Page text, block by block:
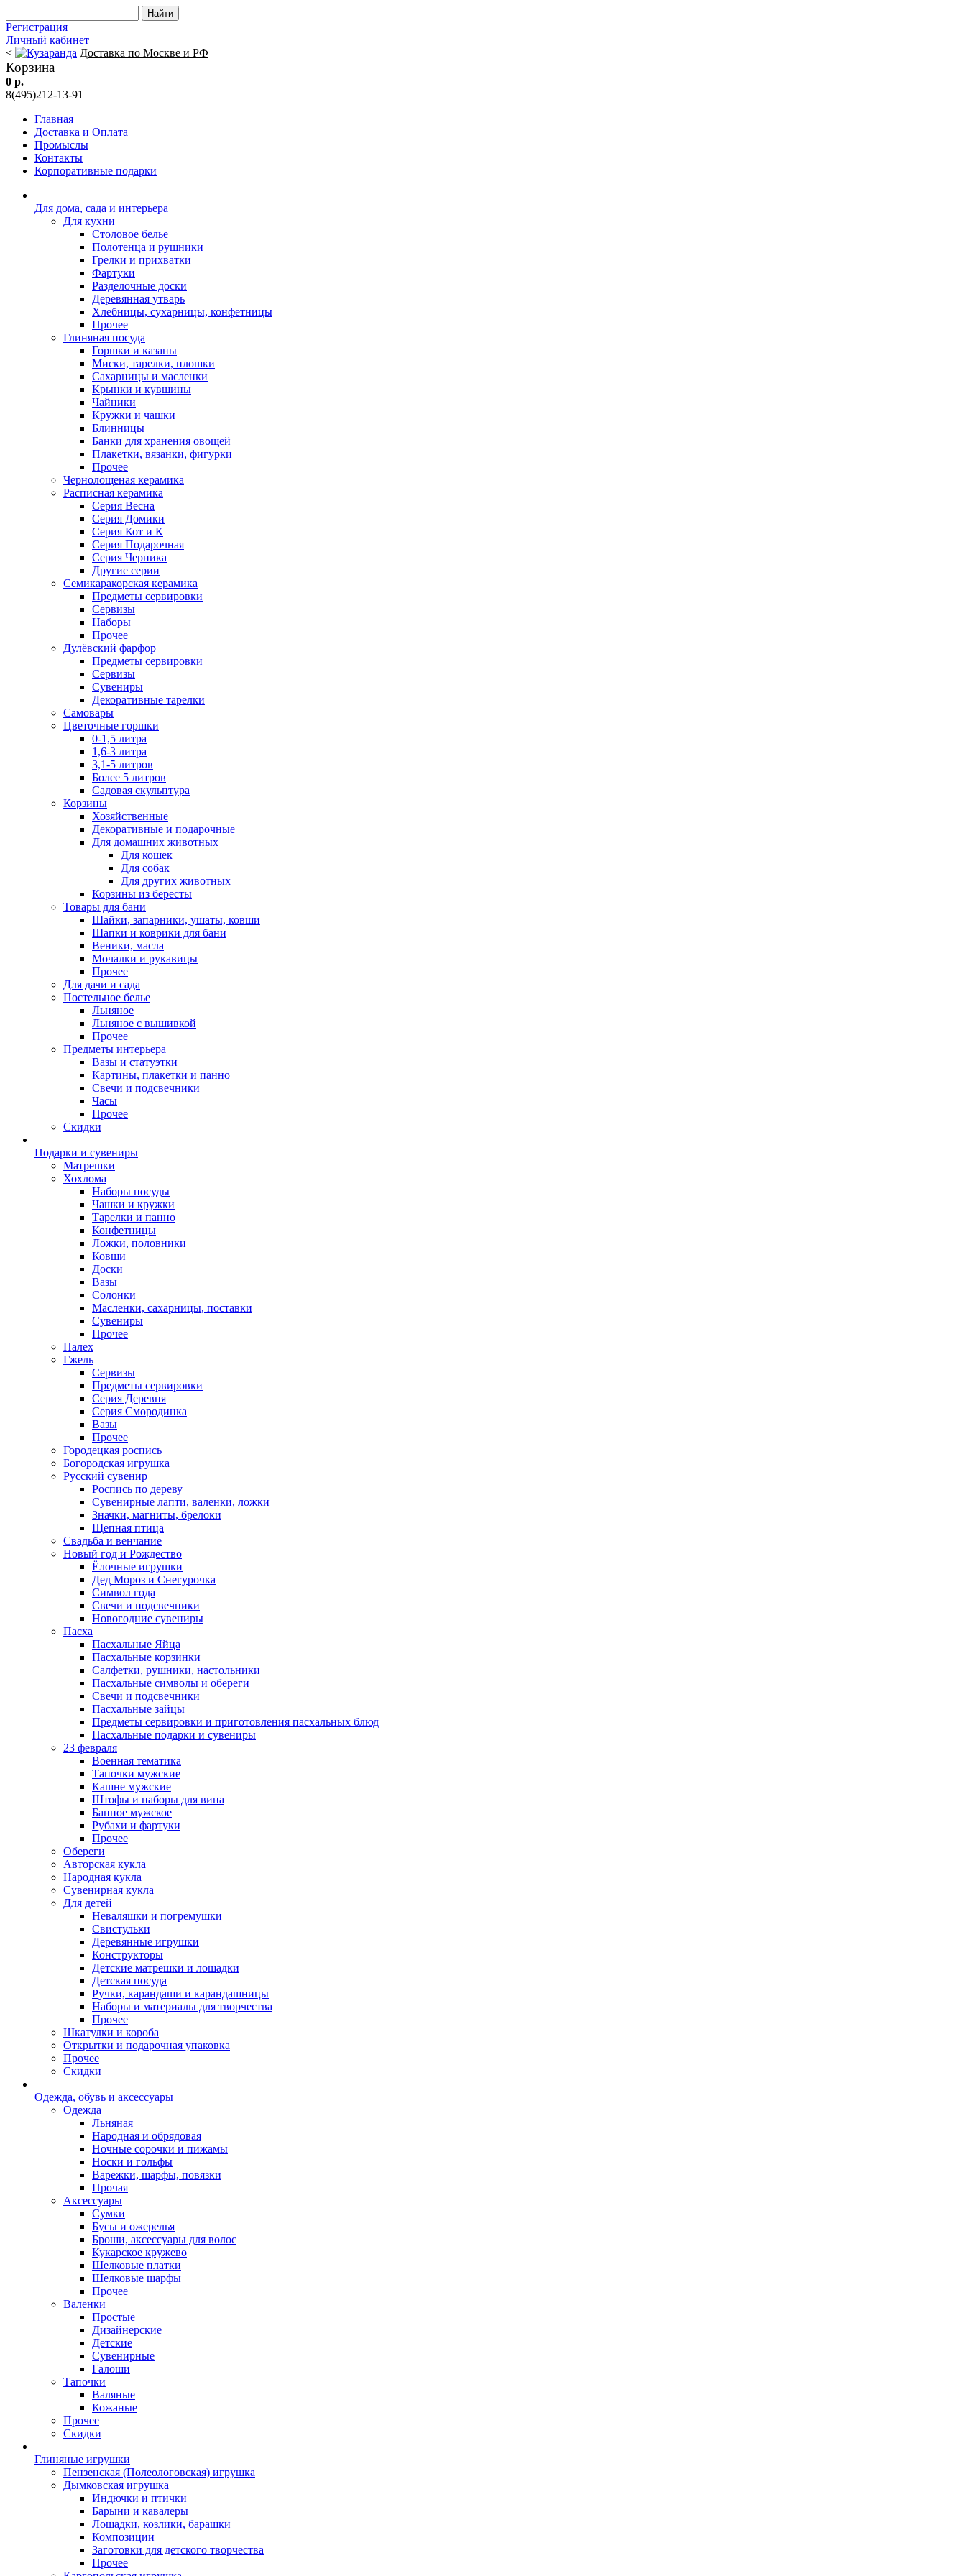
Регистрация
Личный кабинет
<
Доставка по Москве и РФ
Корзина
0 р.
8(495)212-13-91
Главная
Доставка и Оплата
Промыслы
Контакты
Корпоративные подарки
Для дома, сада и интерьера
Для кухни
Столовое белье
Полотенца и рушники
Грелки и прихватки
Фартуки
Разделочные доски
Деревянная утварь
Хлебницы, сухарницы, конфетницы
Прочее
Глиняная посуда
Горшки и казаны
Миски, тарелки, плошки
Сахарницы и масленки
Крынки и кувшины
Чайники
Кружки и чашки
Блинницы
Банки для хранения овощей
Плакетки, вязанки, фигурки
Прочее
Чернолощеная керамика
Расписная керамика
Серия Весна
Серия Домики
Серия Кот и К
Серия Подарочная
Серия Черника
Другие серии
Семикаракорская керамика
Предметы сервировки
Сервизы
Наборы
Прочее
Дулёвский фарфор
Предметы сервировки
Сервизы
Сувениры
Декоративные тарелки
Самовары
Цветочные горшки
0-1,5 литра
1,6-3 литра
3,1-5 литров
Более 5 литров
Садовая скульптура
Корзины
Хозяйственные
Декоративные и подарочные
Для домашних животных
Для кошек
Для собак
Для других животных
Корзины из бересты
Товары для бани
Шайки, запарники, ушаты, ковши
Шапки и коврики для бани
Веники, масла
Мочалки и рукавицы
Прочее
Для дачи и сада
Постельное белье
Льняное
Льняное с вышивкой
Прочее
Предметы интерьера
Вазы и статуэтки
Картины, плакетки и панно
Свечи и подсвечники
Часы
Прочее
Скидки
Подарки и сувениры
Матрешки
Хохлома
Наборы посуды
Чашки и кружки
Тарелки и панно
Конфетницы
Ложки, половники
Ковши
Доски
Вазы
Солонки
Масленки, сахарницы, поставки
Сувениры
Прочее
Палех
Гжель
Сервизы
Предметы сервировки
Серия Деревня
Серия Смородинка
Вазы
Прочее
Городецкая роспись
Богородская игрушка
Русский сувенир
Роспись по дереву
Сувенирные лапти, валенки, ложки
Значки, магниты, брелоки
Щепная птица
Свадьба и венчание
Новый год и Рождество
Ёлочные игрушки
Дед Мороз и Снегурочка
Символ года
Свечи и подсвечники
Новогодние сувениры
Пасха
Пасхальные Яйца
Пасхальные корзинки
Салфетки, рушники, настольники
Пасхальные символы и обереги
Свечи и подсвечники
Пасхальные зайцы
Предметы сервировки и приготовления пасхальных блюд
Пасхальные подарки и сувениры
23 февраля
Военная тематика
Тапочки мужские
Кашне мужские
Штофы и наборы для вина
Банное мужское
Рубахи и фартуки
Прочее
Обереги
Авторская кукла
Народная кукла
Сувенирная кукла
Для детей
Неваляшки и погремушки
Свистульки
Деревянные игрушки
Конструкторы
Детские матрешки и лошадки
Детская посуда
Ручки, карандаши и карандашницы
Наборы и материалы для творчества
Прочее
Шкатулки и короба
Открытки и подарочная упаковка
Прочее
Скидки
Одежда, обувь и аксессуары
Одежда
Льняная
Народная и обрядовая
Ночные сорочки и пижамы
Носки и гольфы
Варежки, шарфы, повязки
Прочая
Аксессуары
Сумки
Бусы и ожерелья
Броши, аксессуары для волос
Кукарское кружево
Шелковые платки
Шелковые шарфы
Прочее
Валенки
Простые
Дизайнерские
Детские
Сувенирные
Галоши
Тапочки
Валяные
Кожаные
Прочее
Скидки
Глиняные игрушки
Пензенская (Полеологовская) игрушка
Дымковская игрушка
Индючки и птички
Барыни и кавалеры
Лошадки, козлики, барашки
Композиции
Заготовки для детского творчества
Прочее